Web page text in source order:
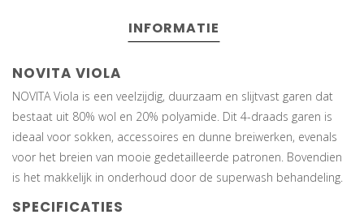
INFORMATIE
NOVITA VIOLA
NOVITA Viola is een veelzijdig, duurzaam en slijtvast garen dat
bestaat uit 80% wol en 20% polyamide. Dit 4-draads garen is
ideaal voor sokken, accessoires en dunne breiwerken, evenals
voor het breien van mooie gedetailleerde patronen. Bovendien
is het makkelijk in onderhoud door de superwash behandeling.
SPECIFICATIES